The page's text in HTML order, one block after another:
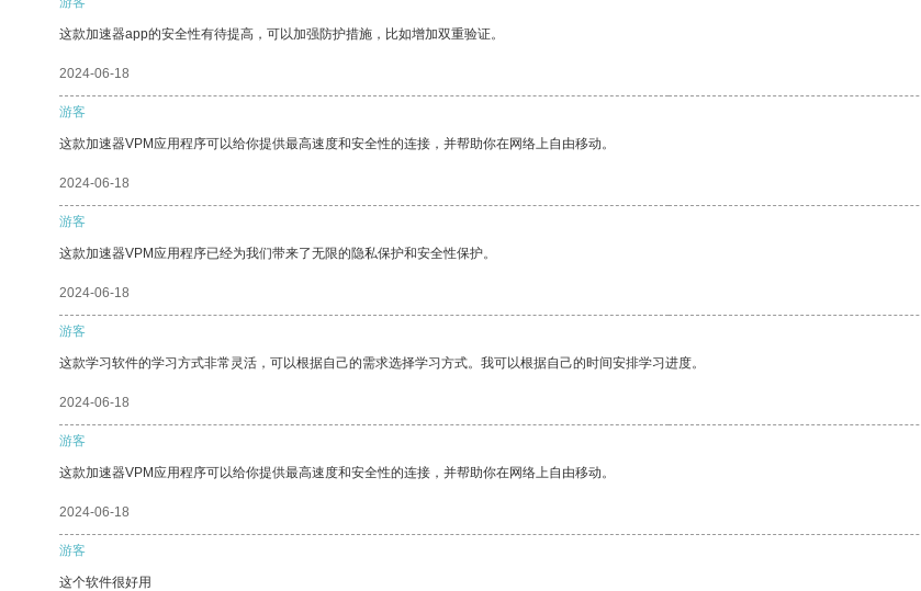
这款加速器app的安全性有待提高，可以加强防护措施，比如增加双重验证。
2024-06-18
游客
这款加速器VPM应用程序可以给你提供最高速度和安全性的连接，并帮助你在网络上自由移动。
2024-06-18
游客
这款加速器VPM应用程序已经为我们带来了无限的隐私保护和安全性保护。
2024-06-18
游客
这款学习软件的学习方式非常灵活，可以根据自己的需求选择学习方式。我可以根据自己的时间安排学习进度。
2024-06-18
游客
这款加速器VPM应用程序可以给你提供最高速度和安全性的连接，并帮助你在网络上自由移动。
2024-06-18
游客
这个软件很好用